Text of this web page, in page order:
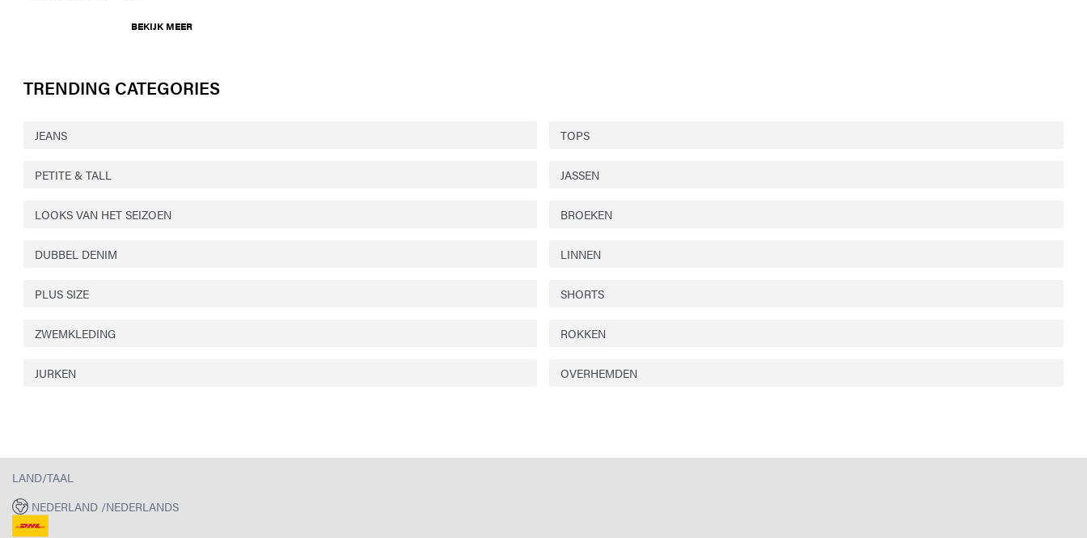
BEKIJK MEER
TRENDING CATEGORIES
JEANS TOPS
PETITE & TALL JASSEN
LOOKS VAN HET SEIZOEN BROEKEN
DUBBEL DENIM LINNEN
PLUS SIZE SHORTS
ZWEMKLEDING ROKKEN
JURKEN OVERHEMDEN
LAND/TAAL
NEDERLAND /NEDERLANDS